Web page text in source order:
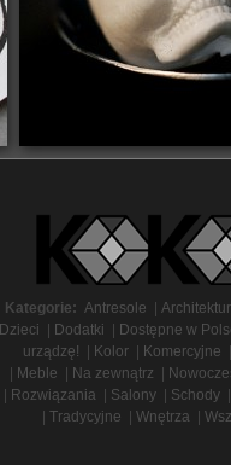
Kategorie: Antresole
Dzieci
Dodatki
Dostępne w
urządzę!
Kolor Komercyjne
Meble Na zewnątrz
Rozwiązania Salony Schody
Tradycyjne Wnętrza